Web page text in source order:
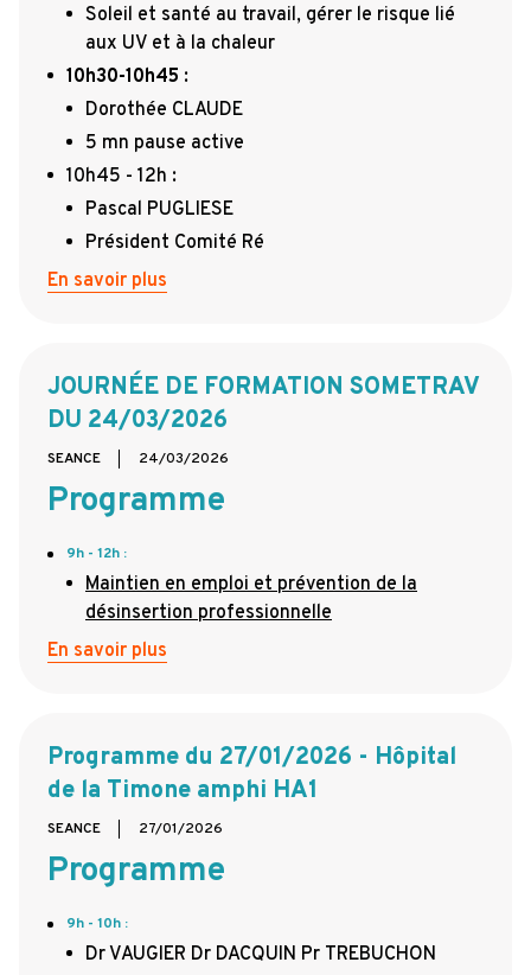
Soleil et santé au travail, gérer le risque lié
aux UV et à la chaleur
10h30-10h45 :
Dorothée CLAUDE
5 mn pause active
10h45 - 12h :
Pascal PUGLIESE
Président Comité Ré
En savoir plus
JOURNÉE DE FORMATION SOMETRAV
DU 24/03/2026
SEANCE 24/03/2026
Programme
9h - 12h :
Maintien en emploi et prévention de la
désinsertion professionnelle
En savoir plus
Programme du 27/01/2026 - Hôpital
de la Timone amphi HA1
SEANCE 27/01/2026
Programme
9h - 10h :
Dr VAUGIER Dr DACQUIN Pr TREBUCHON